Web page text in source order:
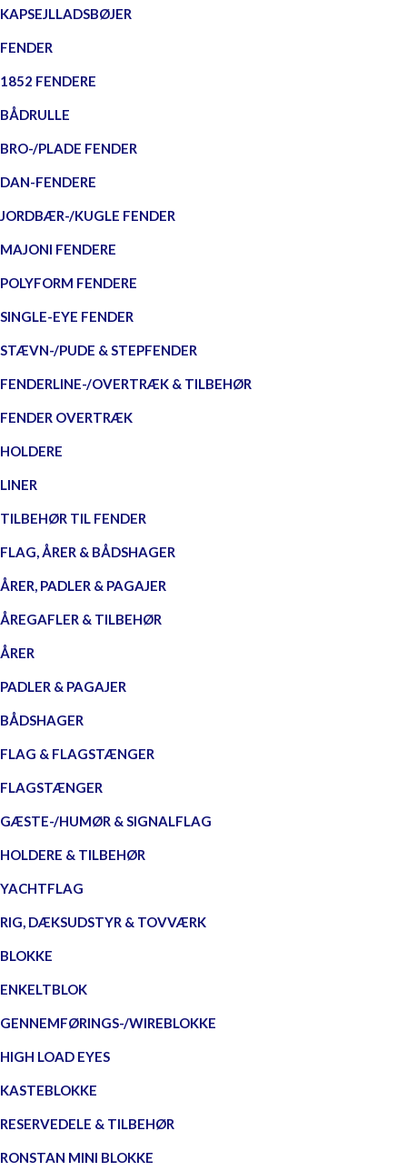
KAPSEJLLADSBØJER
FENDER
1852 FENDERE
BÅDRULLE
BRO-/PLADE FENDER
DAN-FENDERE
JORDBÆR-/KUGLE FENDER
MAJONI FENDERE
POLYFORM FENDERE
SINGLE-EYE FENDER
STÆVN-/PUDE & STEPFENDER
FENDERLINE-/OVERTRÆK & TILBEHØR
FENDER OVERTRÆK
HOLDERE
LINER
TILBEHØR TIL FENDER
FLAG, ÅRER & BÅDSHAGER
ÅRER, PADLER & PAGAJER
ÅREGAFLER & TILBEHØR
ÅRER
PADLER & PAGAJER
BÅDSHAGER
FLAG & FLAGSTÆNGER
FLAGSTÆNGER
GÆSTE-/HUMØR & SIGNALFLAG
HOLDERE & TILBEHØR
YACHTFLAG
RIG, DÆKSUDSTYR & TOVVÆRK
BLOKKE
ENKELTBLOK
GENNEMFØRINGS-/WIREBLOKKE
HIGH LOAD EYES
KASTEBLOKKE
RESERVEDELE & TILBEHØR
RONSTAN MINI BLOKKE